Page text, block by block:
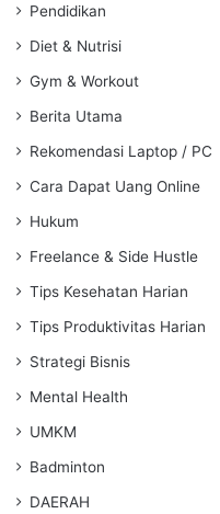
Pendidikan
Diet & Nutrisi
Gym & Workout
Berita Utama
Rekomendasi Laptop / PC
Cara Dapat Uang Online
Hukum
Freelance & Side Hustle
Tips Kesehatan Harian
Tips Produktivitas Harian
Strategi Bisnis
Mental Health
UMKM
Badminton
DAERAH